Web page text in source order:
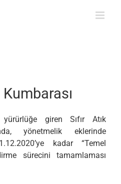
Kumbarası
giren Sıfır Atık
yönetmelik eklerinde
kadar “Temel
sürecini tamamlaması